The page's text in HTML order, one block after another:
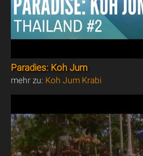
Paradies: Koh Jum
mehr zu: Koh Jum Krabi